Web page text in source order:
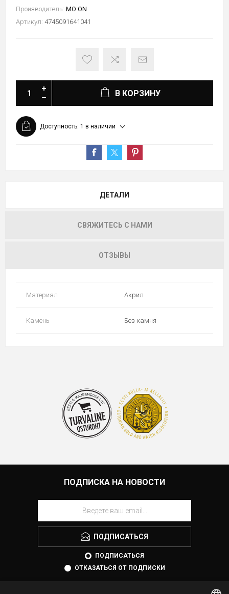
Производитель: MO:ON
Артикул: 4745091641041
В КОРЗИНУ
Доступность: 1 в наличии
ДЕТАЛИ
СВЯЖИТЕСЬ С НАМИ
ОТЗЫВЫ
Материал Акрил
Камень Без камня
ПОДПИСКА НА НОВОСТИ
ПОДПИСАТЬСЯ
ПОДПИСАТЬСЯ
ОТКАЗАТЬСЯ ОТ ПОДПИСКИ